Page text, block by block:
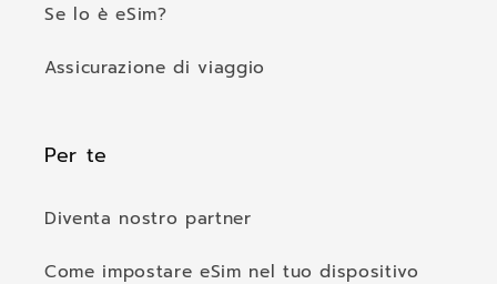
Se lo è eSim?
Assicurazione di viaggio
Per te
Diventa nostro partner
Come impostare eSim nel tuo dispositivo